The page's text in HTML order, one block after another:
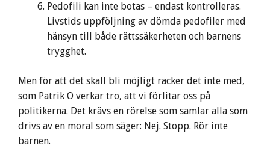
Pedofili kan inte botas – endast kontrolleras.
Livstids uppföljning av dömda pedofiler med
hänsyn till både rättssäkerheten och barnens
trygghet.
Men för att det skall bli möjligt räcker det inte med,
som Patrik O verkar tro, att vi förlitar oss på
politikerna. Det krävs en rörelse som samlar alla som
drivs av en moral som säger: Nej. Stopp. Rör inte
barnen.